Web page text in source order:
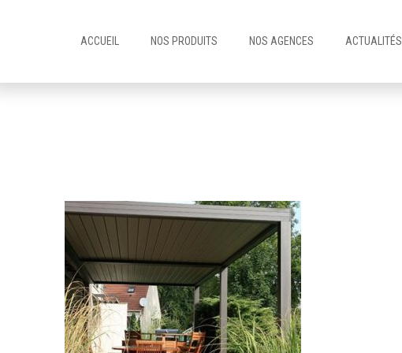
ACCUEIL NOS PRODUITS NOS AGENCES ACTUALITÉS